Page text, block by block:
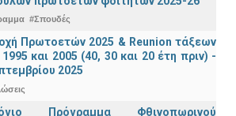
#Σπουδές
Πρωτοετών 2025 & Reunion τάξεων
και 2005 (40, 30 και 20 έτη πριν) -
2025
Πρόγραμμα Φθινοπωρινού